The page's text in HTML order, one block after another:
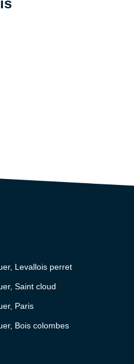
Levallois perret
Saint cloud
Paris
Bois colombes